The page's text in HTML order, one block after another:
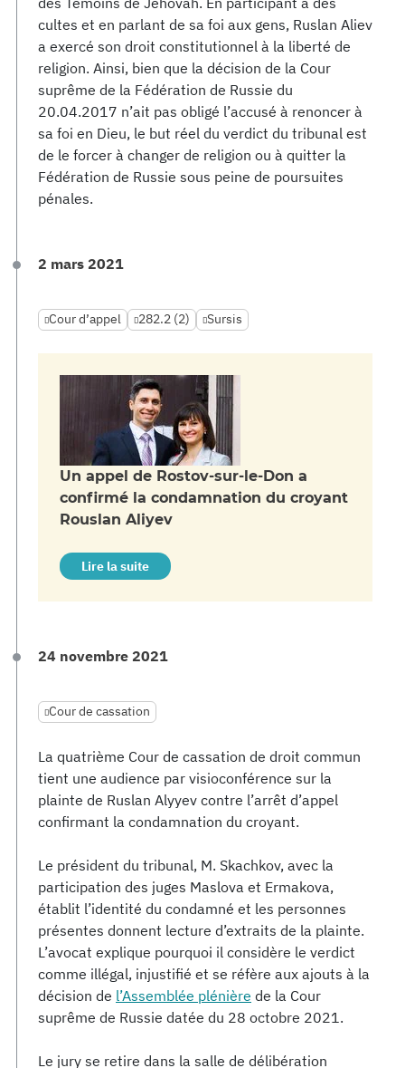
cultes et en parlant de sa foi aux gens, Ruslan Aliev
a exercé son droit constitutionnel à la liberté de
religion. Ainsi, bien que la décision de la Cour
suprême de la Fédération de Russie du
20.04.2017 n’ait pas obligé l’accusé à renoncer à
sa foi en Dieu, le but réel du verdict du tribunal est
de le forcer à changer de religion ou à quitter la
Fédération de Russie sous peine de poursuites
pénales.
2 mars 2021
Cour d’appel 282.2 (2) Sursis
Un appel de Rostov-sur-le-Don a
confirmé la condamnation du croyant
Rouslan Aliyev
Lire la suite
24 novembre 2021
Cour de cassation
La quatrième Cour de cassation de droit commun
tient une audience par visioconférence sur la
plainte de Ruslan Alyyev contre l’arrêt d’appel
confirmant la condamnation du croyant.
Le président du tribunal, M. Skachkov, avec la
participation des juges Maslova et Ermakova,
établit l’identité du condamné et les personnes
présentes donnent lecture d’extraits de la plainte.
L’avocat explique pourquoi il considère le verdict
comme illégal, injustifié et se réfère aux ajouts à la
décision de l’Assemblée plénière de la Cour
suprême de Russie datée du 28 octobre 2021.
Le jury se retire dans la salle de délibération